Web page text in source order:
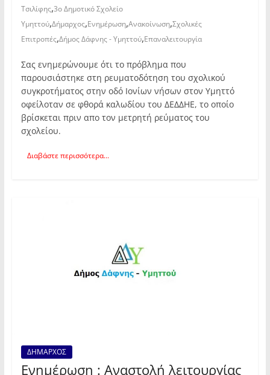
Τσιλίφης,3ο Δημοτικό Σχολείο
Υμηττού,Δήμαρχος,Ενημέρωση,Ανακοίνωση,Σχολικές
Επιτροπές,Δήμος Δάφνης - Υμηττού,Επαναλειτουργία
Σας ενημερώνουμε ότι το πρόβλημα που
παρουσιάστηκε στη ρευματοδότηση του σχολικού
συγκροτήματος στην οδό Ιονίων νήσων στον Υμηττό
οφείλοταν σε φθορά καλωδίου του ΔΕΔΔΗΕ, το οποίο
βρίσκεται πριν απο τον μετρητή ρεύματος του
σχολείου.
Διαβάστε περισσότερα...
ΔΗΜΑΡΧΟΣ
Ενημέρωση : Αναστολή λειτουργίας